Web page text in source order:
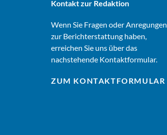
Kontakt zur Redaktion
Wenn Sie Fragen oder Anregungen
zur Berichterstattung haben,
erreichen Sie uns über das
nachstehende Kontaktformular.
ZUM KONTAKTFORMULAR